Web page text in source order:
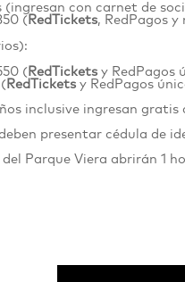
(ingresan con carnet de
( RedTickets, RedPagos
( RedTickets y RedPagos
( RedTickets y RedPagos
inclusive ingresan
presentar cédula de
Parque Viera abrirán 1